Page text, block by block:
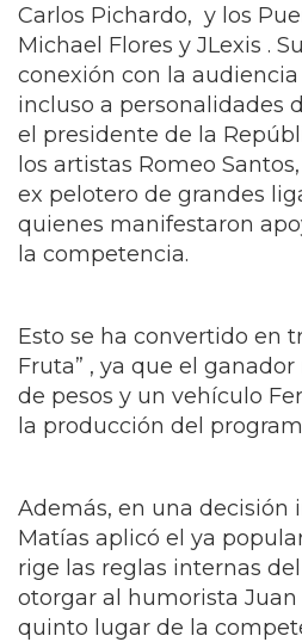
Carlos Pichardo, y los
Michael Flores y JLexis .
conexión con la
incluso a personalidades
el presidente de la
los artistas Romeo
ex pelotero de grandes
quienes manifestaron
la competencia.
Esto se ha convertido en
Fruta” , ya que e l
de pesos y un vehículo
la producción del
Además, en una decisión
Matías aplicó el ya
rige las reglas internas
otorgar al humorista Juan
quinto lugar de la